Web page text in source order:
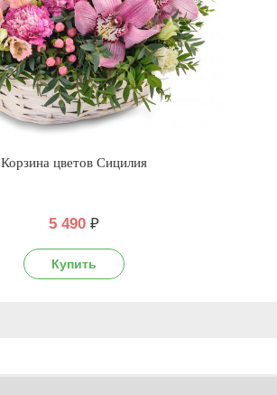
Корзина цветов Сицилия
5 490 ₽